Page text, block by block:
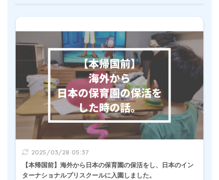
2025/03/28 05:37
【本帰国前】海外から日本の保育園の保活をし、日本のイン
ターナショナルプリスクールに入園しました。